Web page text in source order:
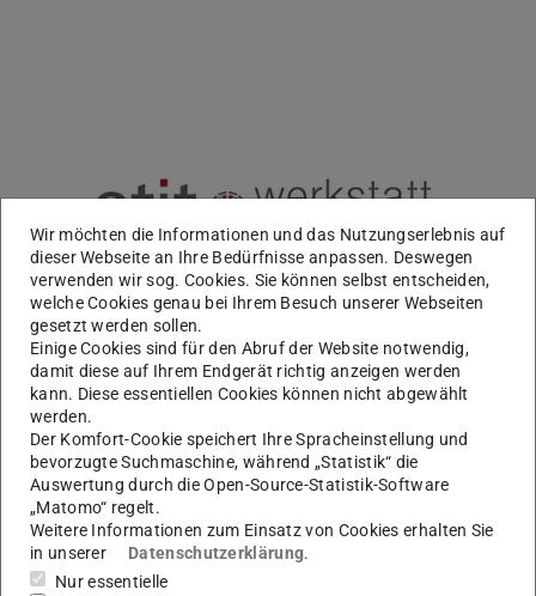
Kontakt
fm-werkstatt@etit.tu-...
Wir möchten die Informationen und das Nutzungserlebnis auf
dieser Webseite an Ihre Bedürfnisse anpassen. Deswegen
verwenden wir sog. Cookies. Sie können selbst entscheiden,
welche Cookies genau bei Ihrem Besuch unserer Webseiten
gesetzt werden sollen.
Einige Cookies sind für den Abruf der Website notwendig,
damit diese auf Ihrem Endgerät richtig anzeigen werden
kann. Diese essentiellen Cookies können nicht abgewählt
werden.
Der Komfort-Cookie speichert Ihre Spracheinstellung und
bevorzugte Suchmaschine, während „Statistik“ die
Auswertung durch die Open-Source-Statistik-Software
„Matomo“ regelt.
Weitere Informationen zum Einsatz von Cookies erhalten Sie
in unserer
Datenschutzerklärung.
Nur essentielle